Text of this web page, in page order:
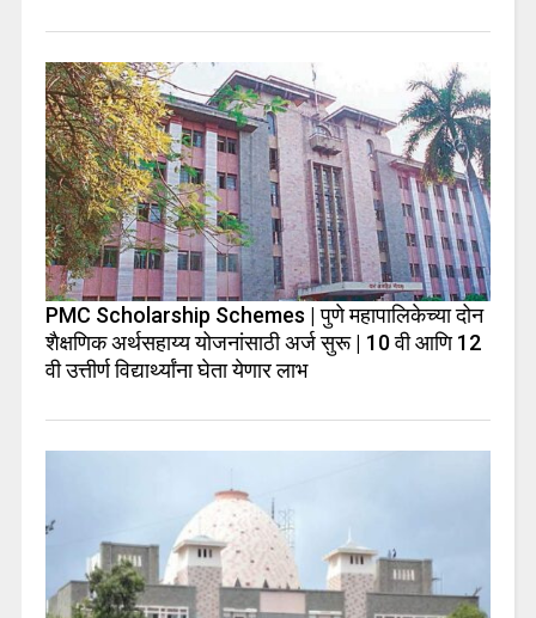
PMC Scholarship Schemes | पुणे महापालिकेच्या दोन
शैक्षणिक अर्थसहाय्य योजनांसाठी अर्ज सुरू | 10 वी आणि 12
वी उत्तीर्ण विद्यार्थ्यांना घेता येणार लाभ